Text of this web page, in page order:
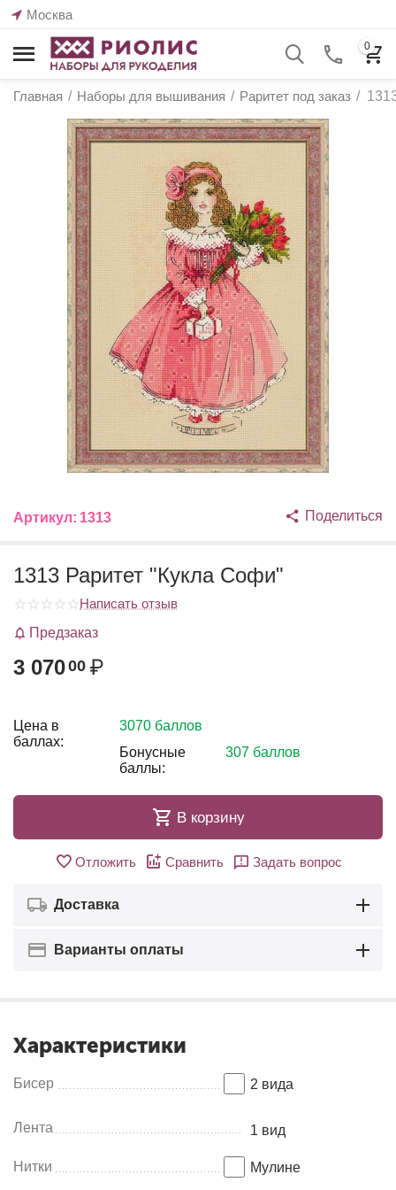
Москва
0
Главная / Наборы для вышивания / Раритет под заказ /
Артикул: 1313 Поделиться
1313 Раритет "Кукла Софи"
Написать отзыв
Предзаказ
3 07000 ₽
Цена в
баллах:
3070 баллов
Бонусные
баллы:
307 баллов
В корзину
Отложить Сравнить Задать вопрос
Доставка
Варианты оплаты
Характеристики
Бисер 2 вида
Лента 1 вид
Нитки Мулинe